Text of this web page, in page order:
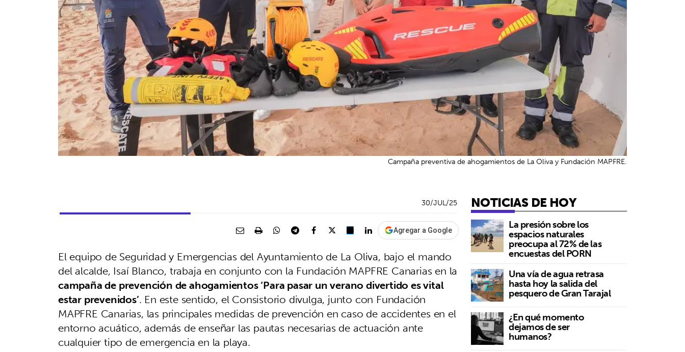
Campaña preventiva de ahogamientos de La Oliva y Fundación MAPFRE.
30/JUL/25
Agregar a Google
El equipo de Seguridad y Emergencias del Ayuntamiento de La Oliva, bajo el mando
del alcalde, Isaí Blanco, trabaja en conjunto con la Fundación MAPFRE Canarias en la
campaña de prevención de ahogamientos ‘Para pasar un verano divertido es vital
estar prevenidos’. En este sentido, el Consistorio divulga, junto con Fundación
MAPFRE Canarias, las principales medidas de prevención en caso de accidentes en el
entorno acuático, además de enseñar las pautas necesarias de actuación ante
cualquier tipo de emergencia en la playa.
NOTICIAS DE HOY
La presión sobre los
espacios naturales
preocupa al 72% de las
encuestas del PORN
Una vía de agua retrasa
hasta hoy la salida del
pesquero de Gran Tarajal
¿En qué momento
dejamos de ser
humanos?